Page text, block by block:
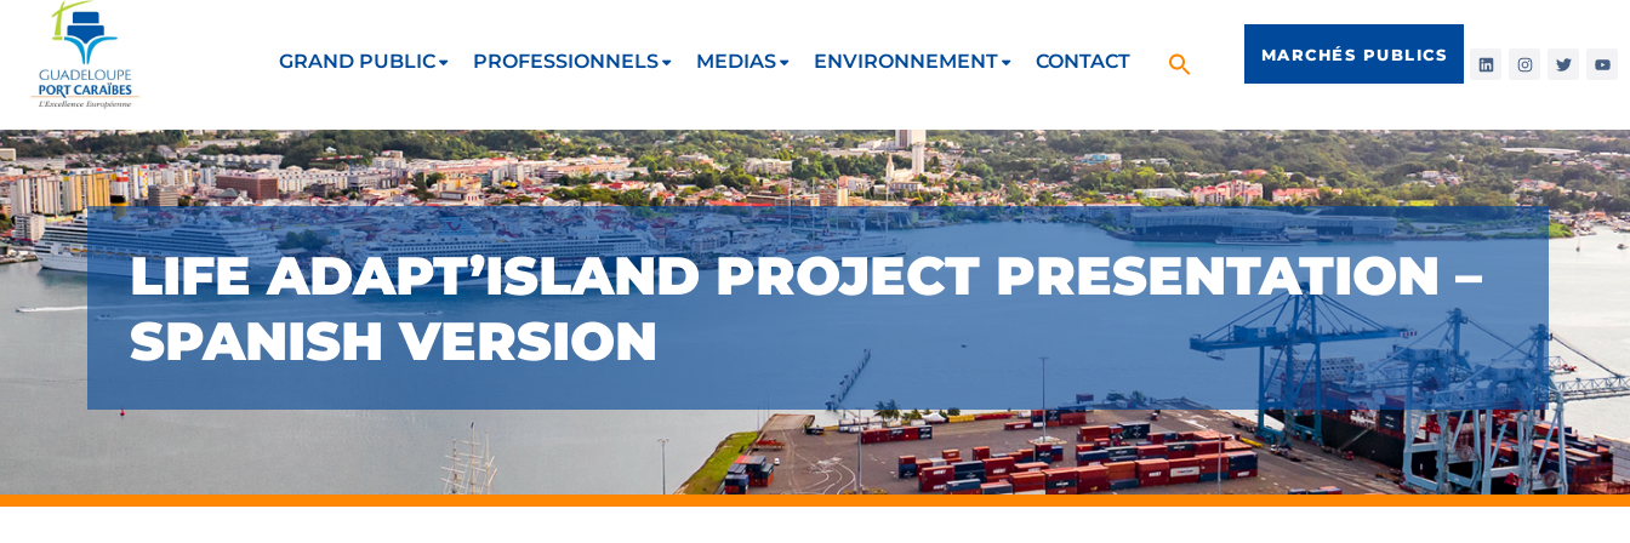
GRAND PUBLIC PROFESSIONNELS MEDIAS ENVIRONNEMENT CONTACT MARCHÉS PUBLICS
LIFE ADAPT’ISLAND PROJECT PRESENTATION –
SPANISH VERSION